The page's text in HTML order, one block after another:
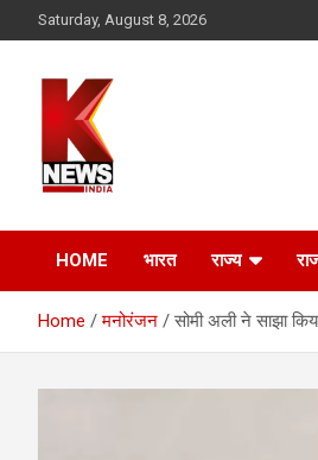
to
Saturday, August 8, 2026
HOME भारत राज्य
Home मनोरंजन सोमी अली ने साझा